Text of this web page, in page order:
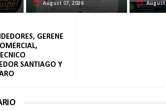
August 07, 2026 August
GERENE
SANTIAGO Y